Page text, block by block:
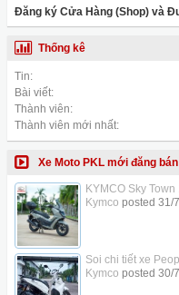
Đăng ký Cửa Hàng (Shop) và
Thống kê
Tin:
Bài viết:
Thành viên:
Thành viên mới nhất:
Xe Moto PKL mới đăng bán
KYMCO Sky
Kymco posted 31/
Soi chi tiết xe
Kymco posted 30/